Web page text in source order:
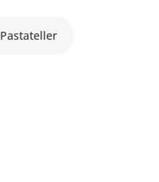
Pastateller